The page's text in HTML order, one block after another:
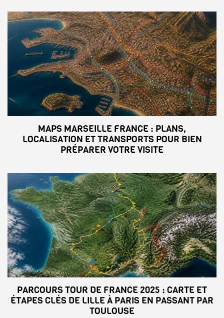
MAPS MARSEILLE FRANCE : PLANS,
LOCALISATION ET TRANSPORTS POUR BIEN
PRÉPARER VOTRE VISITE
PARCOURS TOUR DE FRANCE 2025 : CARTE ET
ÉTAPES CLÉS DE LILLE À PARIS EN PASSANT PAR
TOULOUSE